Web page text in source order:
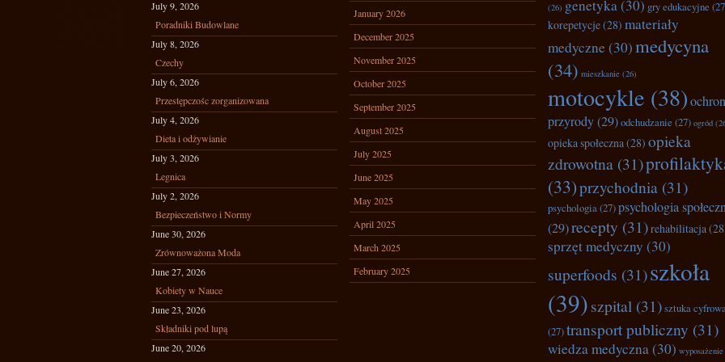
July 9, 2026
Poradniki Budowlane
July 8, 2026
Czechy
July 6, 2026
Przestępczośc zorganizowana
July 4, 2026
Dieta i odżywianie
July 3, 2026
Legnica
July 2, 2026
Bezpieczeństwo i Normy
June 30, 2026
Zrównoważona Moda
June 27, 2026
Kobiety w Nauce
June 23, 2026
Składniki pod lupą
June 20, 2026
January 2026
December 2025
November 2025
October 2025
September 2025
August 2025
July 2025
June 2025
May 2025
April 2025
March 2025
February 2025
(26) genetyka(30) gry edukacyjne
korepetycje(28) materiały
medyczne (30)medycyna
(34) mieszkanie (26)
motocykle (38)
przyrody(29)odchudzanie (27) ogród
opieka społeczna(28) opieka
zdrowotna (31)
(33)przychodnia (31)
psychologia(27)psychologia
(29)recepty (31)rehabilitacja
sprzęt medyczny (30)
superfoods (31)szkoła
(39)szpital (31)sztuka
(27)transport publiczny (31)
wiedza medyczna(30) wyposażenie